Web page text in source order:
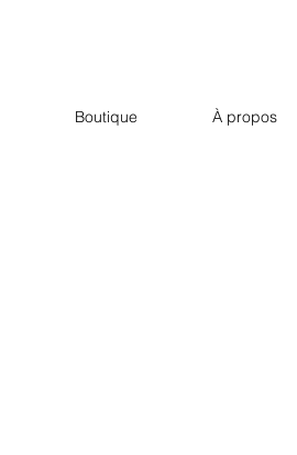
Boutique À propos